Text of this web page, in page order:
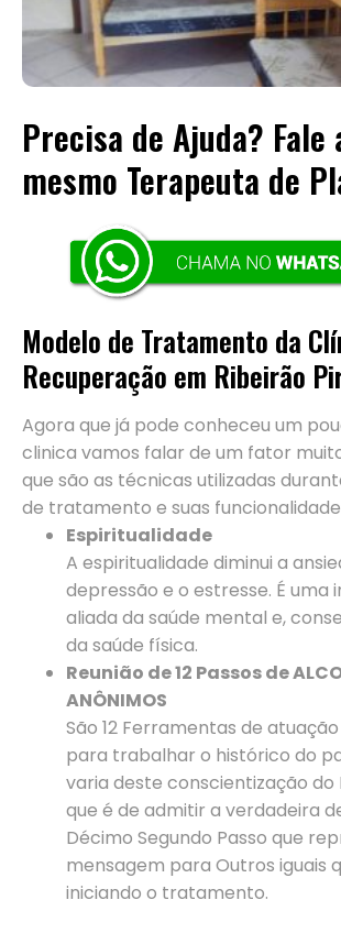
Precisa de Ajuda? Fale
mesmo Terapeuta de
Modelo de Tratamento da
Recuperação em Ribeirão
Agora que já pode conheceu um
clinica vamos falar de um fator
que são as técnicas utilizadas
de tratamento e suas
Espiritualidade
A espiritualidade diminui a
depressão e o estresse. É
aliada da saúde mental e,
da saúde física.
Reunião de 12 Passos de
ANÔNIMOS
São 12 Ferramentas de
para trabalhar o histórico do
varia deste conscientização do
que é de admitir a verdadeira
Décimo Segundo Passo que
mensagem para Outros iguais
iniciando o tratamento.